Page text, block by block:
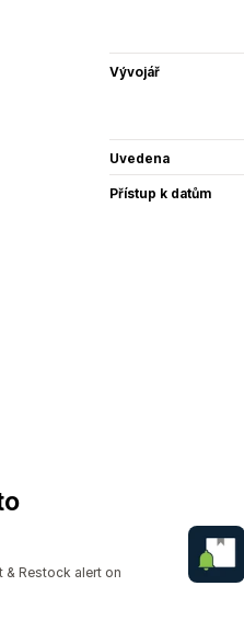
Vývojář
Uvedena
Přístup k datům
Restock alert on